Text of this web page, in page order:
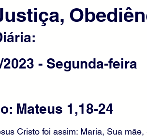
2023 - Segunda-feira
Mateus 1,18-24
Cristo foi assim: Maria, Sua